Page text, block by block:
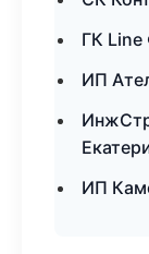
ГК
ИП
ИП